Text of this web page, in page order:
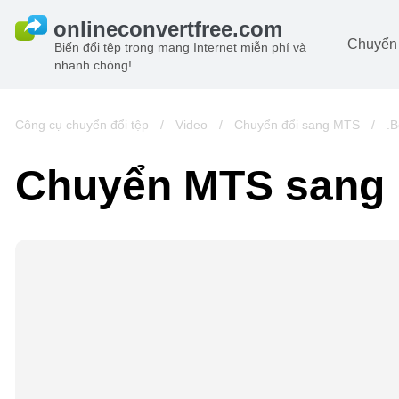
Biến đổi tệp trong mạng Internet miễn phí và
nhanh chóng!
Công cụ chuyển đổi tệp / Video / Chuyển đổi sang MTS /
Chuyển MTS sang